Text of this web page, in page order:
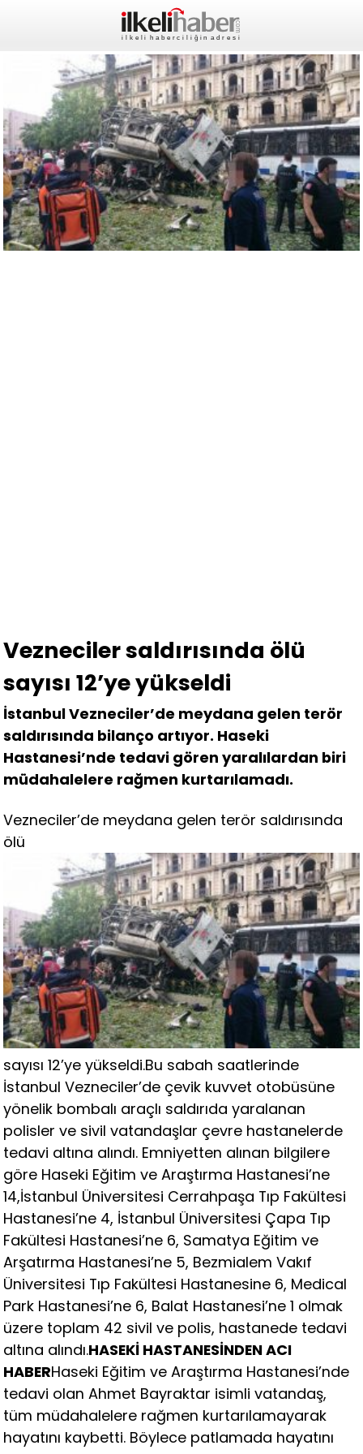
Vezneciler saldırısında ölü
sayısı 12’ye yükseldi
İstanbul Vezneciler’de meydana gelen terör
saldırısında bilanço artıyor. Haseki
Hastanesi’nde tedavi gören yaralılardan biri
müdahalelere rağmen kurtarılamadı.
Vezneciler’de meydana gelen terör saldırısında
ölü
sayısı 12’ye yükseldi.Bu sabah saatlerinde
İstanbul Vezneciler’de çevik kuvvet otobüsüne
yönelik bombalı araçlı saldırıda yaralanan
polisler ve sivil vatandaşlar çevre hastanelerde
tedavi altına alındı. Emniyetten alınan bilgilere
göre Haseki Eğitim ve Araştırma Hastanesi’ne
14,İstanbul Üniversitesi Cerrahpaşa Tıp Fakültesi
Hastanesi’ne 4, İstanbul Üniversitesi Çapa Tıp
Fakültesi Hastanesi’ne 6, Samatya Eğitim ve
Arşatırma Hastanesi’ne 5, Bezmialem Vakıf
Üniversitesi Tıp Fakültesi Hastanesine 6, Medical
Park Hastanesi’ne 6, Balat Hastanesi’ne 1 olmak
üzere toplam 42 sivil ve polis, hastanede tedavi
altına alındı.HASEKİ HASTANESİNDEN ACI
HABERHaseki Eğitim ve Araştırma Hastanesi’nde
tedavi olan Ahmet Bayraktar isimli vatandaş,
tüm müdahalelere rağmen kurtarılamayarak
hayatını kaybetti. Böylece patlamada hayatını